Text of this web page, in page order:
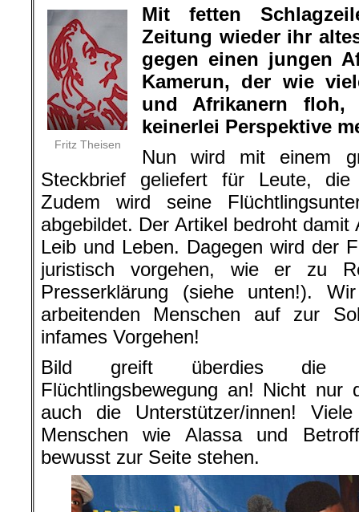
Fritz Theisen
Mit fetten
Zeitung wieder ihr
gegen einen jungen
Kamerun, der wie
und Afrikanern floh,
keinerlei Perspektive
Nun wird mit einem
Steckbrief geliefert für Leute, die
Zudem wird seine
abgebildet. Der Artikel bedroht
Leib und Leben. Dagegen wird der
juristisch vorgehen, wie er zu
Presserklärung (siehe unten!).
arbeitenden Menschen auf zur
infames Vorgehen!
Bild greift überdies die
Flüchtlingsbewegung an! Nicht nur
auch die Unterstützer/innen!
Menschen wie Alassa und
bewusst zur Seite stehen.